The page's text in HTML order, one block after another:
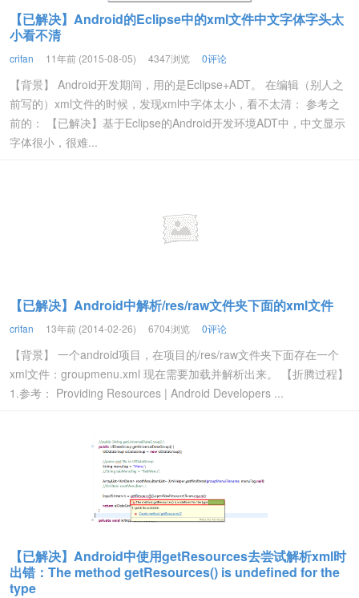
【已解决】Android的Eclipse中的xml文件中文字体字头太
小看不清
crifan 11年前 (2015-08-05) 4347浏览 0评论
【背景】 Android开发期间，用的是Eclipse+ADT。 在编辑（别人之
前写的）xml文件的时候，发现xml中字体太小，看不太清： 参考之
前的： 【已解决】基于Eclipse的Android开发环境ADT中，中文显示
字体很小，很难...
【已解决】Android中解析/res/raw文件夹下面的xml文件
crifan 13年前 (2014-02-26) 6704浏览 0评论
【背景】 一个android项目，在项目的/res/raw文件夹下面存在一个
xml文件：groupmenu.xml 现在需要加载并解析出来。 【折腾过程】
1.参考： Providing Resources | Android Developers ...
【已解决】Android中使用getResources去尝试解析xml时
出错：The method getResources() is undefined for the
type